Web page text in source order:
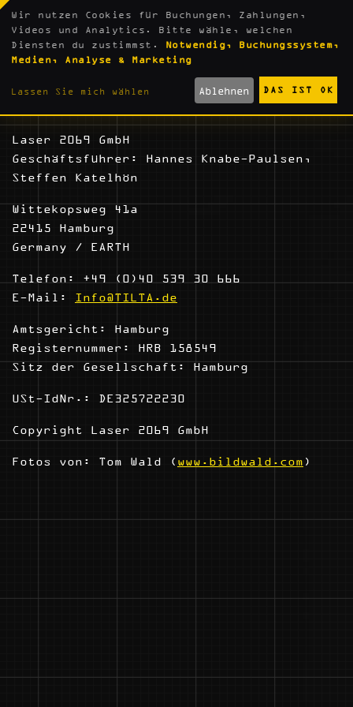
IMPRESSUM
Laser 2069 GmbH
Geschäftsführer: Hannes Knabe-Paulsen,
Steffen Katelhön
Wittekopsweg 41a
22415 Hamburg
Germany / EARTH
Telefon: +49 (0)40 539 30 666
E-Mail: Info@TILTA.de
Amtsgericht: Hamburg
Registernummer: HRB 158549
Sitz der Gesellschaft: Hamburg
USt-IdNr.: DE325722230
Copyright Laser 2069 GmbH
Fotos von: Tom Wald ( www.bildwald.com )
Wir nutzen Cookies für Buchungen, Zahlungen,
Videos und Analytics. Bitte wähle, welchen
Diensten du zustimmst.
Notwendig, Buchungssystem,
Medien, Analyse & Marketing
Lassen Sie mich wählen Ablehnen DAS IST OK